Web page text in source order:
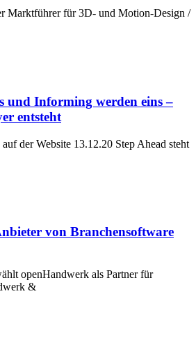
Marktführer für 3D- und Motion-Design /
und Informing werden eins –
entsteht
der Website 13.12.20 Step Ahead steht
von Branchensoftware
openHandwerk als Partner für
&